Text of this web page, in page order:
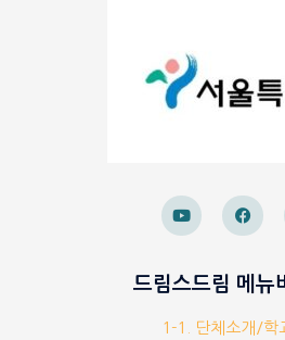
드림스드림 메뉴
1-1. 단체소개/학